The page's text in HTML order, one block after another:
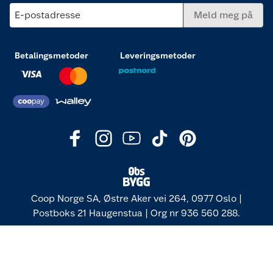
E-postadresse Meld meg på
Betalingsmetoder Leveringsmetoder
Coop Norge SA, Østre Aker vei 264, 0977 Oslo |
Postboks 21 Haugenstua | Org nr 936 560 288.